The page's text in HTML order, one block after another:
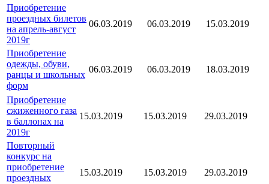
Приобретение
проездных билетов
на апрель-август
2019г
06.03.2019 06.03.2019 15.03.2019
Приобретение
одежды, обуви,
ранцы и школьных
форм
06.03.2019 06.03.2019 18.03.2019
Приобретение
сжиженного газа
в баллонах на
2019г
15.03.2019 15.03.2019 29.03.2019
Повторный
конкурс на
приобретение
проездных
15.03.2019 15.03.2019 29.03.2019